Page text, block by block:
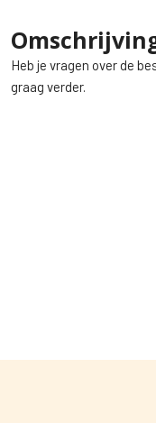
Heb je vragen over de
graag verder.